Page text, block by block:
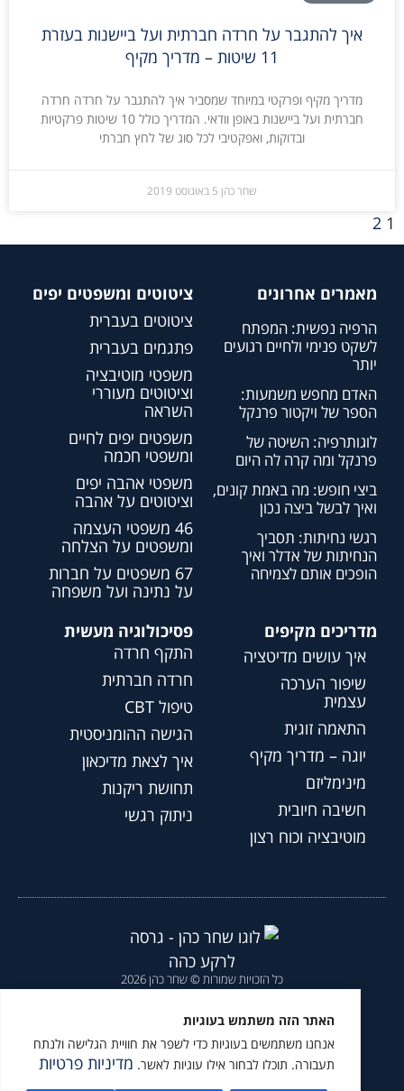
האתר הזה משתמש בעוגיות
אנחנו משתמשים בעוגיות כדי לשפר את חוויית הגלישה ולנתח
תעבורה. תוכלו לבחור אילו עוגיות לאשר. מדיניות פרטיות
איך להתגבר על חרדה חברתית ועל ביישנות בעזרת
11 שיטות – מדריך מקיף
מדריך מקיף ופרקטי במיוחד שמסביר איך להתגבר על חרדה חרדה
חברתית ועל ביישנות באופן וודאי. המדריך כולל 10 שיטות פרקטיות
ובדוקות, ואפקטיבי לכל סוג של לחץ חברתי
שחר כהן 5 באוגוסט 2019
1
2
מאמרים אחרונים
הרפיה נפשית: המפתח
לשקט פנימי ולחיים רגועים
יותר
האדם מחפש משמעות:
הספר של ויקטור פרנקל
לוגותרפיה: השיטה של
פרנקל ומה קרה לה היום
ביצי חופש: מה באמת קונים,
ואיך לבשל ביצה נכון
רגשי נחיתות: תסביך
הנחיתות של אדלר ואיך
הופכים אותם לצמיחה
ציטוטים ומשפטים יפים
ציטוטים בעברית
פתגמים בעברית
משפטי מוטיבציה
וציטוטים מעוררי
השראה
משפטים יפים לחיים
ומשפטי חכמה
משפטי אהבה יפים
וציטוטים על אהבה
46 משפטי העצמה
ומשפטים על הצלחה
67 משפטים על חברות
על נתינה ועל משפחה
מדריכים מקיפים
איך עושים מדיטציה
שיפור הערכה
עצמית
התאמה זוגית
יוגה – מדריך מקיף
מינימליזם
חשיבה חיובית
מוטיבציה וכוח רצון
פסיכולוגיה מעשית
התקף חרדה
חרדה חברתית
טיפול CBT
הגישה ההומניסטית
איך לצאת מדיכאון
תחושת ריקנות
ניתוק רגשי
כל הזכויות שמורות © שחר כהן 2026
הצהרת נגישות|מדיניות פרטיות
מומלץ לעקוב גם ב